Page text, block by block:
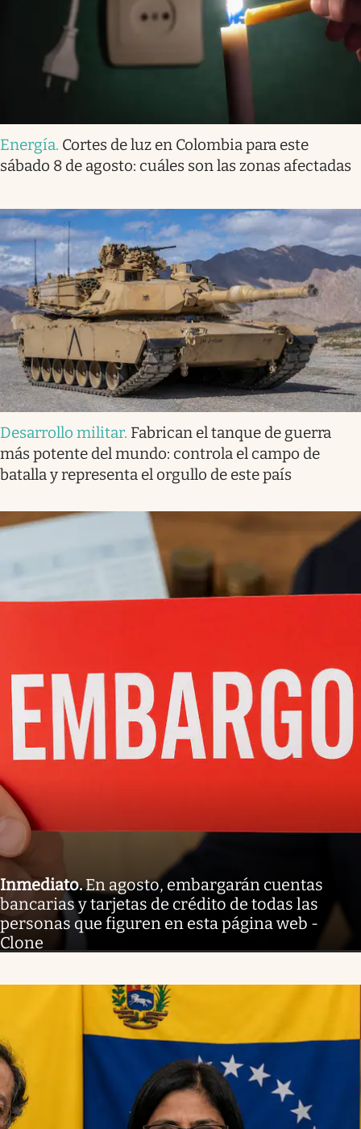
Energía. Cortes de luz en Colombia para este
sábado 8 de agosto: cuáles son las zonas afectadas
Desarrollo militar. Fabrican el tanque de guerra
más potente del mundo: controla el campo de
batalla y representa el orgullo de este país
Inmediato.En agosto, embargarán cuentas
bancarias y tarjetas de crédito de todas las
personas que figuren en esta página web -
Clone